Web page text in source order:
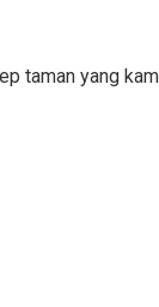
taman yang